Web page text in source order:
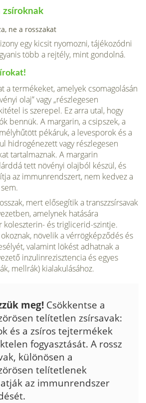
zsíroknak
ne a rosszakat
egy kicsit nyomozni, tájékozódni
több a rejtély, mint gondolná.
a termékeket, amelyek csomagolásán
olaj” vagy „részlegesen
is szerepel. Ez arra utal, hogy
bennük. A mar­garin, a csipszek, a
pékáruk, a levesporok és a
hidrogénezett vagy részlegesen
tartal­maznak. A margarin
tett növényi olajból készül, és
az immunrendszert, nem kedvez a
mert elősegítik a transzzsírsavak
amelynek hatására
koleszterin- és triglicerid-szintje.
növelik a vérrögképződés és
valamint lökést adhatnak a
inzulinrezisz­tencia és egyes
mellrák) kialakulásához.
meg! Csökkentse a
telítetlen zsírsavak:
és a zsíros tejtermékek
fogyasztását. A rossz
külö­nösen a
telítetlenek
az immunrendszer